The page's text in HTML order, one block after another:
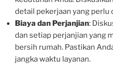
detail pekerjaan yang perlu
Biaya dan Perjanjian:
dan setiap perjanjian yang
bersih rumah. Pastikan
jangka waktu layanan.